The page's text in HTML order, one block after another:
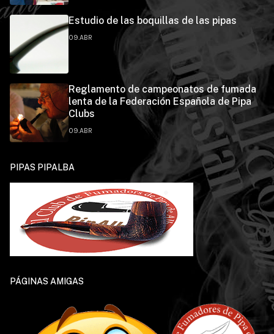
Estudio de las boquillas de las pipas
09.ABR
Reglamento de campeonatos de fumada
lenta de la Federación Española de Pipa
Clubs
09.ABR
PIPAS PIPALBA
PÁGINAS AMIGAS